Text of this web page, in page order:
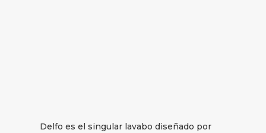
Delfo es el singular lavabo diseñado por